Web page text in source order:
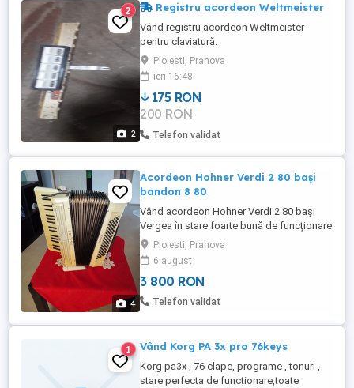
2
2 Registru acordeon Weltmeister
Vând registru acordeon Weltmeister
pentru claviatură.
Ploiesti, Prahova
ieri 16:48
175 RON
200 RON
Telefon validat
4
Acordeon Hohner Verdi 2 80 bași
bandon 8 80
Vând acordeon Hohner Verdi 2 80 bași
Vergea în stare foarte bună de funcționare
compresie maxima acordat 8 80 ,prețul
este negociabil, detalii la telefon , predare
personală în Ploiești. La cerere pot pune
clip video
Ploiesti, Prahova
6 august
3 800 RON
Telefon validat
1 Vând Korg PA 3x pro 76keys
Korg pa3x , 76 clape, programe , tonuri ,
stare perfecta de funcționare,toate